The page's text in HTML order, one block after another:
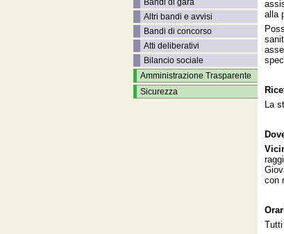
Bandi di gara
Altri bandi e avvisi
Bandi di concorso
Atti deliberativi
Bilancio sociale
Amministrazione Trasparente
Sicurezza
alla
La
con